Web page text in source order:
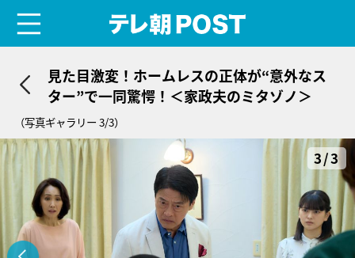
見た目激変！ホームレスの正体が“意外なス
ター”で一同驚愕！＜家政夫のミタゾノ＞
（写真ギャラリー 3/3）
3/3